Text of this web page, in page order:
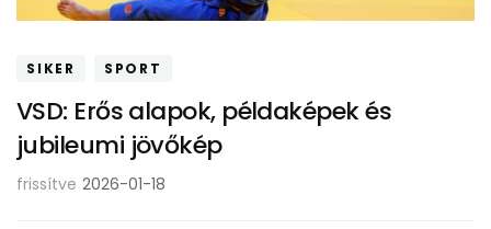
SIKER SPORT
VSD: Erős alapok, példaképek és
jubileumi jövőkép
frissítve 2026-01-18